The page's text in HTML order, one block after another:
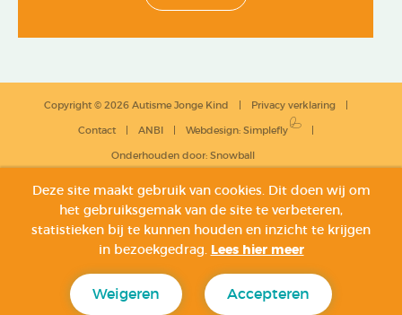
Copyright © 2026 Autisme Jonge Kind Privacy verklaring
Contact ANBI Webdesign: Simplefly
Onderhouden door: Snowball
Deze site maakt gebruik van cookies. Dit doen wij om
het gebruiksgemak van de site te verbeteren,
statistieken bij te kunnen houden en inzicht te krijgen
in bezoekgedrag. Lees hier meer
Weigeren Accepteren